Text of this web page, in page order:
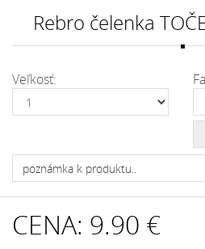
Rebro čelenka
Veľkosť:
CENA: 9.90 €